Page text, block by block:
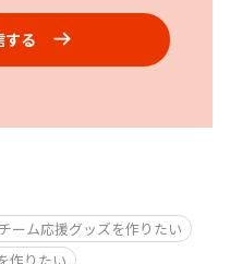
する
ーム応援グッズを作りたい